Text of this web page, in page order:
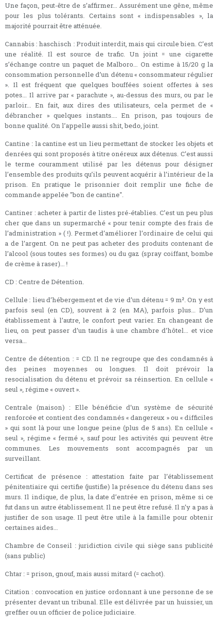
Une façon, peut-être de s’affirmer... Assurément une gêne, même
pour les plus tolérants. Certains sont « indispensables », la
majorité pourrait être atténuée.
Cannabis : haschisch : Produit interdit, mais qui circule bien. C’est
une réalité. Il est source de trafic. Un joint = une cigarette
s’échange contre un paquet de Malboro... On estime à 15/20 g la
consommation personnelle d’un détenu « consommateur régulier
». Il est fréquent que quelques bouffées soient offertes à ses
potes... Il arrive par « parachute », au-dessus des murs, ou par le
parloir... En fait, aux dires des utilisateurs, cela permet de «
débrancher » quelques instants.... En prison, pas toujours de
bonne qualité. On l’appelle aussi shit, bedo, joint.
Cantine : la cantine est un lieu permettant de stocker les objets et
denrées qui sont proposés à titre onéreux aux détenus. C’est aussi
le terme couramment utilisé par les détenus pour désigner
l’ensemble des produits qu’ils peuvent acquérir à l’intérieur de la
prison. En pratique le prisonnier doit remplir une fiche de
commande appelée "bon de cantine".
Cantiner : acheter à partir de listes pré-établies. C’est un peu plus
cher que dans un supermarché « pour tenir compte des frais de
l’administration » ( !). Permet d’améliorer l’ordinaire de celui qui
a de l’argent. On ne peut pas acheter des produits contenant de
l’alcool (sous toutes ses formes) ou du gaz (spray coiffant, bombe
de crème à raser)... !
CD : Centre de Détention.
Cellule : lieu d’hébergement et de vie d’un détenu = 9 m². On y est
parfois seul (en CD), souvent à 2 (en MA), parfois plus... D’un
établissement à l’autre, le confort peut varier. En changeant de
lieu, on peut passer d’un taudis à une chambre d’hôtel... et vice
versa...
Centre de détention : = CD. Il ne regroupe que des condamnés à
des peines moyennes ou longues. Il doit prévoir la
resocialisation du détenu et prévoir sa réinsertion. En cellule «
seul », régime « ouvert ».
Centrale (maison) : Elle bénéficie d’un système de sécurité
renforcée et contient des condamnés « dangereux » ou « difficiles
» qui sont là pour une longue peine (plus de 5 ans). En cellule «
seul », régime « fermé », sauf pour les activités qui peuvent être
communes. Les mouvements sont accompagnés par un
surveillant.
Certificat de présence : attestation faite par l’établissement
pénitentiaire qui certifie (justifie) la présence du détenu dans ses
murs. Il indique, de plus, la date d’entrée en prison, même si ce
fut dans un autre établissement. Il ne peut être refusé. Il n’y a pas à
justifier de son usage. Il peut être utile à la famille pour obtenir
certaines aides...
Chambre de Conseil : juridiction civile qui siège sans publicité
(sans public)
Chtar : = prison, gnouf, mais aussi mitard (= cachot).
Citation : convocation en justice ordonnant à une personne de se
présenter devant un tribunal. Elle est délivrée par un huissier, un
greffier ou un officier de police judiciaire.